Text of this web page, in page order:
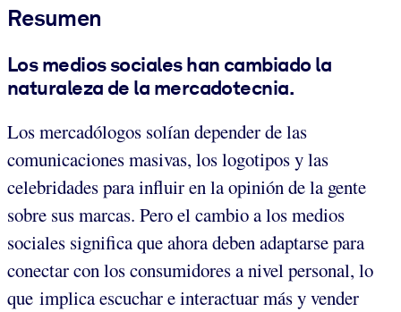
Resumen
Los medios sociales han cambiado la
naturaleza de la mercadotecnia.
Los mercadólogos solían depender de las
comunicaciones masivas, los logotipos y las
celebridades para influir en la opinión de la gente
sobre sus marcas. Pero el cambio a los medios
sociales significa que ahora deben adaptarse para
conectar con los consumidores a nivel personal, lo
que implica escuchar e interactuar más y vender